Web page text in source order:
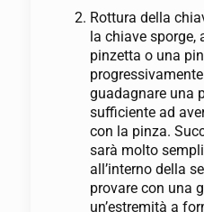
Rottura della
la chiave sporge,
pinzetta o una
guadagnare una
sufficiente ad
con la pinza.
sarà molto
all’interno della
provare con una
un’estremità a